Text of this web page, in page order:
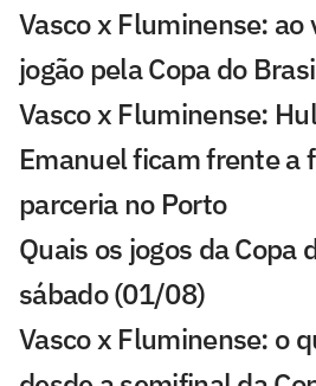
Vasco x Fluminense: ao
jogão pela Copa do
Vasco x Fluminense:
Emanuel ficam frente a
parceria no Porto
Quais os jogos da Copa
sábado (01/08)
Vasco x Fluminense: o